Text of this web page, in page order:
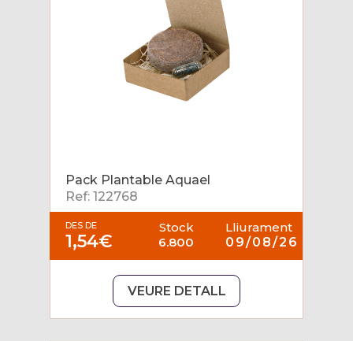
Pack Plantable Aquael
Ref: 122768
DES DE
1,54€
Stock
6.800
Lliurament
09/08/26
VEURE DETALL